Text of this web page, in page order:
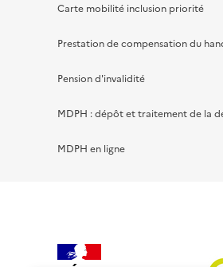
Carte mobilité inclusion priorité
Prestation de compensation du
Pension d'invalidité
MDPH : dépôt et traitement de la
MDPH en ligne